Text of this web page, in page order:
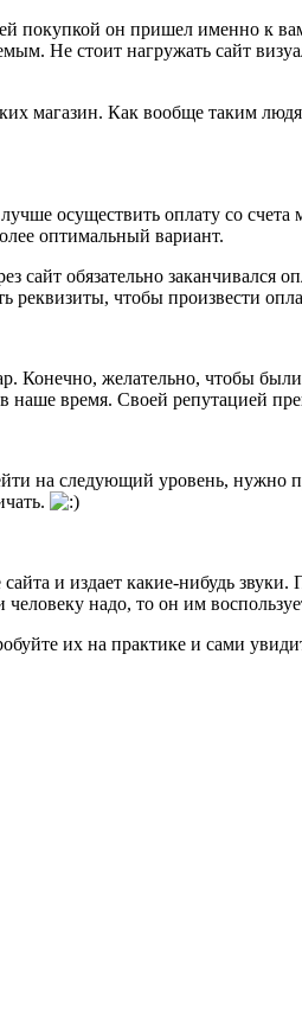
он пришел именно к
Не стоит нагружать сайт
магазин. Как вообще таким
осуществить оплату со
оптимальный вариант.
обязательно заканчивался
реквизиты, чтобы произвести
Конечно, желательно, чтобы
в наше время. Своей репутацией
на следующий уровень, нужно
и издает какие-нибудь
надо, то он им
их на практике и сами